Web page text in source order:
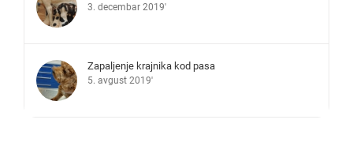
3. decembar 2019'
Zapaljenje krajnika kod pasa
5. avgust 2019'